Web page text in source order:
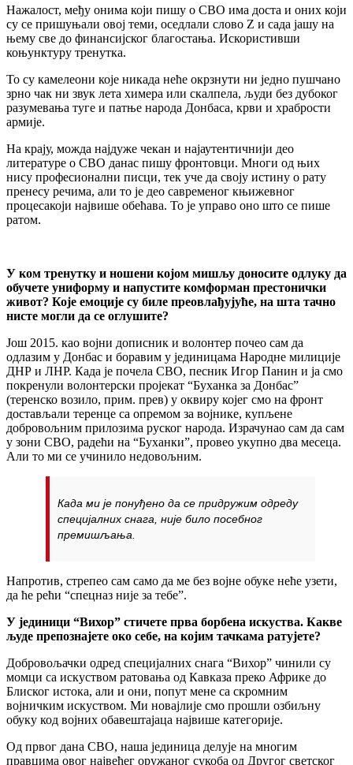
Нажалост, међу онима који пишу о СВО има доста и оних који
су се пришуњали овој теми, оседлали слово Z и сада јашу на
њему све до финансијског благостања. Искористивши
коњунктуру тренутка.
То су камелеони које никада неће окрзнути ни једно пушчано
зрно чак ни звук лета химера или скалпела, људи без дубоког
разумевања туге и патње народа Донбаса, крви и храбрости
армије.
На крају, можда најдуже чекан и најаутентичнији део
литературе о СВО данас пишу фронтовци. Многи од њих
нису професионални писци, тек уче да своју истину о рату
пренесу речима, али то је део савременог књижевног
процесакоји највише обећава. То је управо оно што се пише
ратом.
У ком тренутку и ношени којом мишљу доносите одлуку да
обучете униформу и напустите комформан престонички
живот? Које емоције су биле преовлађујуће, на шта тачно
нисте могли да се оглушите?
Још 2015. као војни дописник и волонтер почео сам да
одлазим у Донбас и боравим у јединицама Народне милиције
ДНР и ЛНР. Када је почела СВО, песник Игор Панин и ја смо
покренули волонтерски пројекат “Буханка за Донбас”
(теренско возило, прим. прев) у оквиру којег смо на фронт
достављали теренце са опремом за војнике, купљене
добровољним прилозима руског народа. Израчунао сам да сам
у зони СВО, радећи на “Буханки”, провео укупно два месеца.
Али то ми се учинило недовољним.
Када ми је понуђено да се придружим одреду
специјалних снага, није било посебног
премишљања.
Напротив, стрепео сам само да ме без војне обуке неће узети,
да ће рећи “спецназ није за тебе”.
У јединици “Вихор” стичете прва борбена искуства. Какве
људе препознајете око себе, на којим тачкама ратујете?
Добровољачки одред специјалних снага “Вихор” чинили су
момци са искуством ратовања од Кавказа преко Африке до
Блиског истока, али и они, попут мене са скромним
војничким искуством. Ми новајлије смо прошли озбиљну
обуку код војних обавештајаца највише категорије.
Од првог дана СВО, наша јединица делује на многим
правцима овог највећег оружаног сукоба од Другог светског